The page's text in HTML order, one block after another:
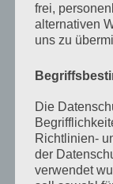
Juni 2023
Mai 2023
April 2023
März 2023
Februar
Dezember
frei,
alternativen
uns zu
Die
Richtlinien-
der
verwendet